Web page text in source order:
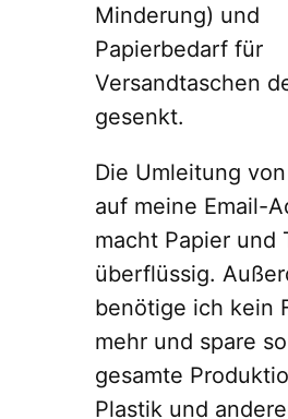
Minderung) und
Papierbedarf für
Versandtaschen
gesenkt.
Die Umleitung
auf meine Email-
macht Papier und
überflüssig.
benötige ich kein
mehr und spare
gesamte
Plastik und